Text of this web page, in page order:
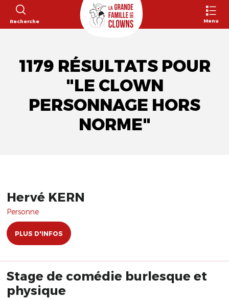
Recherche Menu
1179 RÉSULTATS POUR
"LE CLOWN
PERSONNAGE HORS
NORME"
Hervé KERN
Personne
PLUS D'INFOS
Stage de comédie burlesque et
physique